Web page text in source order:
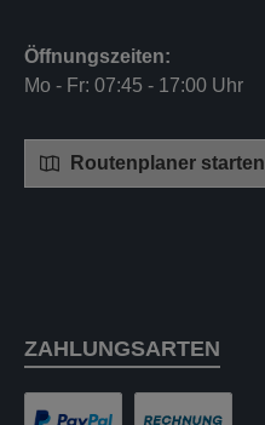
ZAHLUNGSARTEN
Öffnungszeiten:
Mo - Fr: 07:45 - 17:00 Uhr
Routenplaner starten